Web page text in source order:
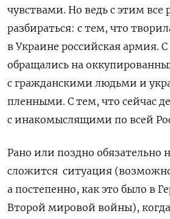
чувствами. Но ведь с этим все
разбираться: с тем, что
в Украине российская армия.
обращались на
с гражданскими людьми и
пленными. С тем, что сейчас
с инакомыслящими по всей
Рано или поздно обязательно
сложится ситуация
а постепенно, как это было в
Второй мировой войны),